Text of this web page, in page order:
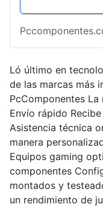
Ló último en
de las marcas más
PcComponentes
Envío rápido
Asistencia técnica
manera
Equipos gaming
componentes
montados y
un rendimiento de